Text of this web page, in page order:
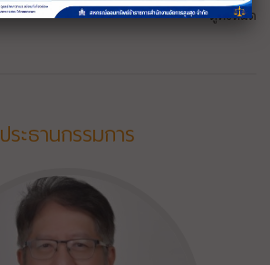
ดูทั้งหมด
ประธานกรรมการ